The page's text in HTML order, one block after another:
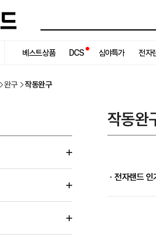
베스트상품 DCS 심야특가 전자
완구 작동완구
작동완
ㆍ전자랜드 인